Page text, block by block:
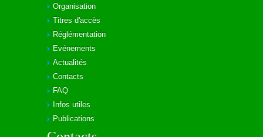
Organisation
Titres d'accès
Réglémentation
Evénements
Actualités
Contacts
FAQ
Infos utiles
Publications